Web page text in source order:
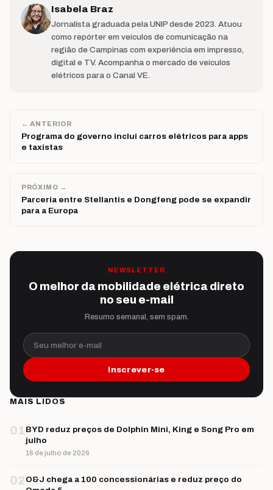
Isabela Braz
Jornalista graduada pela UNIP desde 2023. Atuou
como repórter em veículos de comunicação na
região de Campinas com experiência em impresso,
digital e TV. Acompanha o mercado de veículos
elétricos para o Canal VE.
← ANTERIOR
Programa do governo inclui carros elétricos para apps
e taxistas
PRÓXIMO →
Parceria entre Stellantis e Dongfeng pode se expandir
para a Europa
NEWSLETTER
O melhor da mobilidade elétrica direto
no seu e-mail
Resumo semanal, sem spam.
Seu melhor e-mail
Inscrever-se
MAIS LIDOS
01BYD reduz preços de Dolphin Mini, King e Song Pro em
julho
16 de julho de 2026
02 O&J chega a 100 concessionárias e reduz preço do